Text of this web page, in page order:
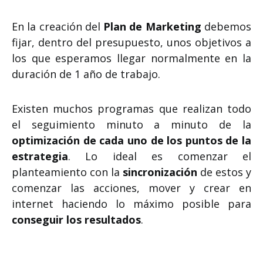
En la creación del Plan de Marketing debemos
fijar, dentro del presupuesto, unos objetivos a
los que esperamos llegar normalmente en la
duración de 1 año de trabajo.
Existen muchos programas que realizan todo
el seguimiento minuto a minuto de la
optimización de cada uno de los puntos de la
estrategia. Lo ideal es comenzar el
planteamiento con la sincronización de estos y
comenzar las acciones, mover y crear en
internet haciendo lo máximo posible para
conseguir los resultados.